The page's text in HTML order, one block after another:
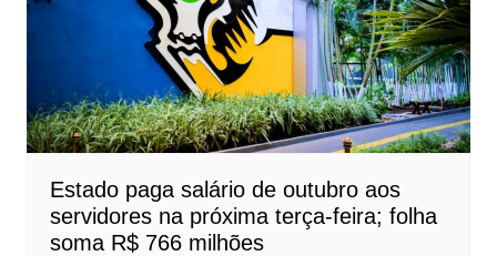
Estado paga salário de outubro aos
servidores na próxima terça-feira; folha
soma R$ 766 milhões